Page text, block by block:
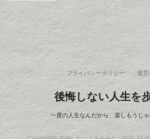
プライバシーポリシー 運営
後悔しない人生を
一度の人生なんだから、楽しもうじ